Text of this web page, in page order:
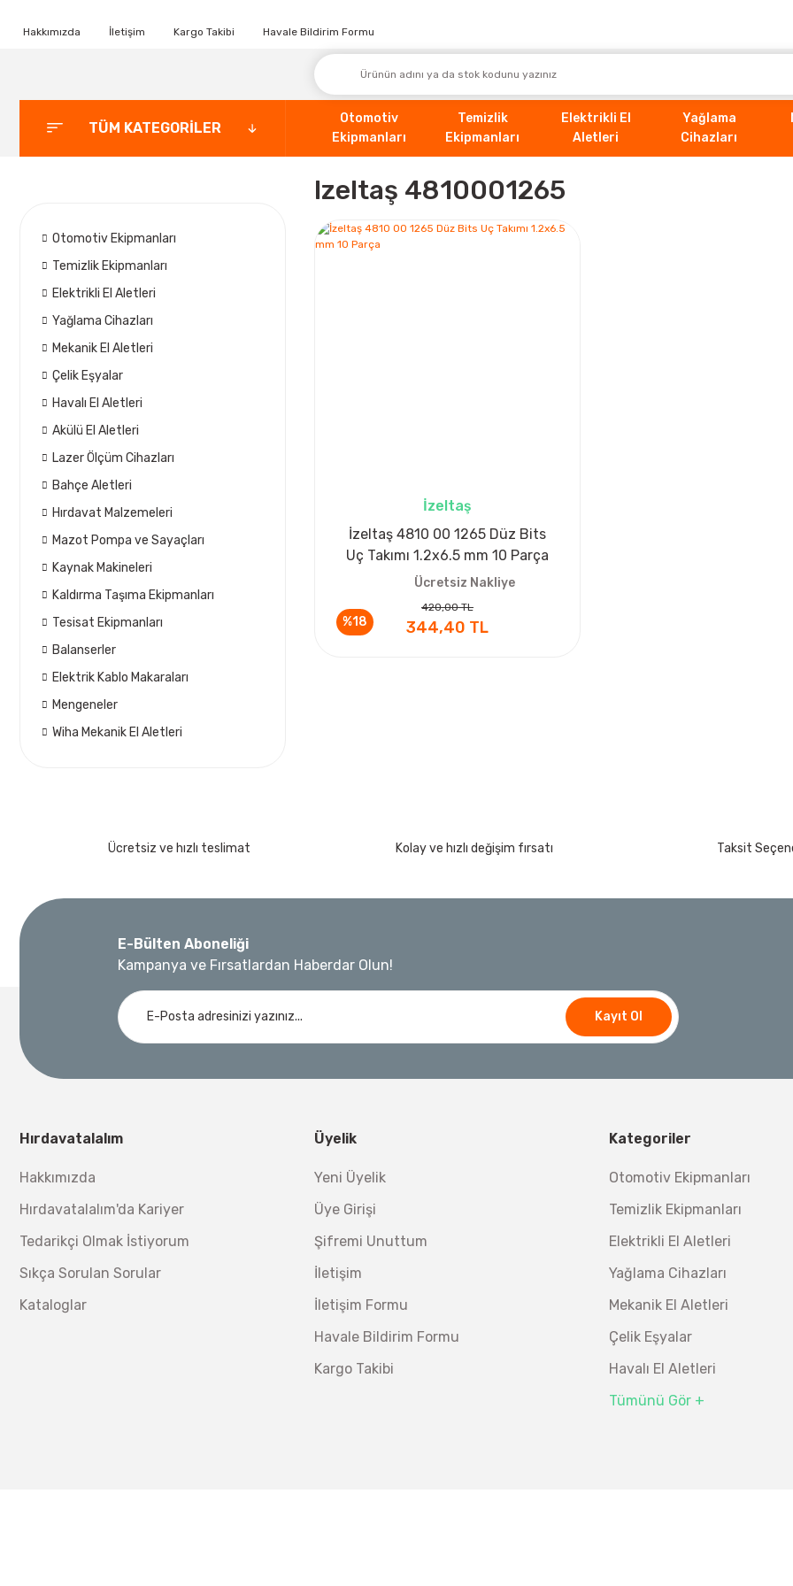
Hakkımızda İletişim Kargo Takibi Havale Bildirim Formu
TÜM KATEGORİLER
Otomotiv
Ekipmanları
Temizlik
Ekipmanları
Elektrikli El
Aletleri
Yağlama
Cihazları
Otomotiv Ekipmanları
Temizlik Ekipmanları
Elektrikli El Aletleri
Yağlama Cihazları
Mekanik El Aletleri
Çelik Eşyalar
Havalı El Aletleri
Akülü El Aletleri
Lazer Ölçüm Cihazları
Bahçe Aletleri
Hırdavat Malzemeleri
Mazot Pompa ve Sayaçları
Kaynak Makineleri
Kaldırma Taşıma Ekipmanları
Tesisat Ekipmanları
Balanserler
Elektrik Kablo Makaraları
Mengeneler
Wiha Mekanik El Aletleri
Izeltaş 4810001265
%18
İzeltaş
İzeltaş 4810 00 1265 Düz Bits
Uç Takımı 1.2x6.5 mm 10 Parça
Ücretsiz Nakliye
420,00 TL
344,40 TL
Ücretsiz ve hızlı teslimat Kolay ve hızlı değişim fırsatı Taksit
E-Bülten Aboneliği
Kampanya ve Fırsatlardan Haberdar Olun!
Kayıt Ol
Hırdavatalalım
Hakkımızda
Hırdavatalalım'da Kariyer
Tedarikçi Olmak İstiyorum
Sıkça Sorulan Sorular
Kataloglar
Üyelik
Yeni Üyelik
Üye Girişi
Şifremi Unuttum
İletişim
İletişim Formu
Havale Bildirim Formu
Kargo Takibi
Kategoriler
Otomotiv Ekipmanları
Temizlik Ekipmanları
Elektrikli El Aletleri
Yağlama Cihazları
Mekanik El Aletleri
Çelik Eşyalar
Havalı El Aletleri
Tümünü Gör +